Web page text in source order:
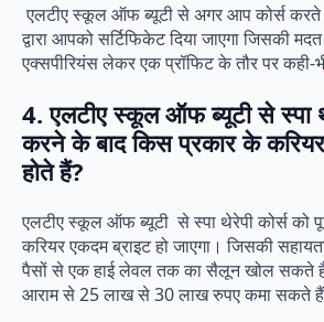
एलटीए स्कूल ऑफ ब्यूटी से अगर आप कोर्स करते
द्वारा आपको सर्टिफिकेट दिया जाएगा जिसकी
एक्सपीरियंस लेकर एक प्रॉफिट के तौर पर
4. एलटीए स्कूल ऑफ ब्यूटी से स्पा
करने के बाद किस प्रकार के
होते हैं?
एलटीए स्कूल ऑफ ब्यूटी से स्पा थेरेपी कोर्स को
करियर एकदम ब्राइट हो जाएगा। जिसकी
पैसों से एक हाई लेवल तक का सैलून खोल सकते
आराम से 25 लाख से 30 लाख रुपए कमा सकते